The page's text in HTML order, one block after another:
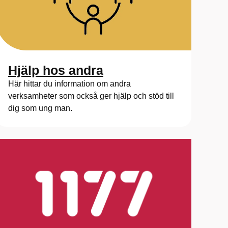
Hjälp hos andra
Här hittar du information om andra
verksamheter som också ger hjälp och stöd till
dig som ung man.